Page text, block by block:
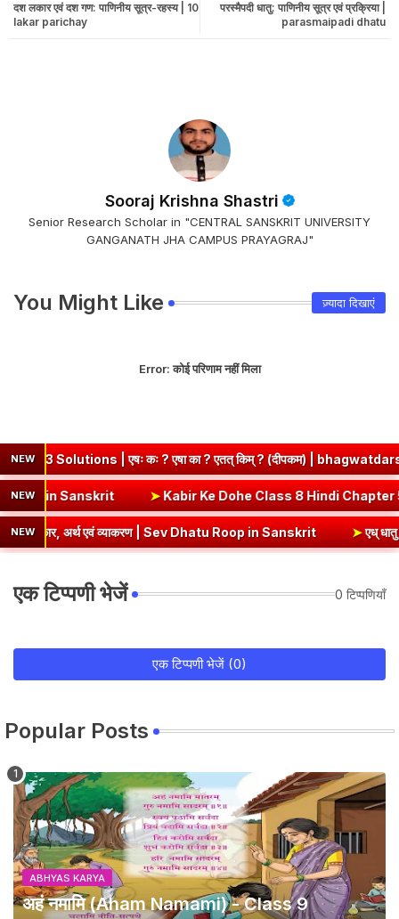
परस्मैपदी धातु: पाणिनीय सूत्र एवं प्रक्रिया |
parasmaipadi dhatu
दश लकार एवं दश गण: पाणिनीय सूत्र-रहस्य | 10
lakar parichay
Sooraj Krishna Shastri
Senior Research Scholar in "CENTRAL SANSKRIT UNIVERSITY
GANGANATH JHA CAMPUS PRAYAGRAJ"
You Might Like ज़्यादा दिखाएं
Error:कोई परिणाम नहीं मिला
NEW| एषः कः ? एषा का ? एतत् किम् ? (दीपकम) | bhagwatdarshan.com
NEW| Ni Dhatu Roop in Sanskrit ➤Kabir Ke Dohe Class 8 Hindi
NEW
अर्थ एवं व्याकरण | Sev Dhatu Roop in Sanskrit ➤एध् धातु रूप - १०
एक टिप्पणी भेजें 0 टिप्पणियाँ
एक टिप्पणी भेजें (0)
Popular Posts
ABHYAS KARYA
अहं नमामि (Aham Namami) - Class 9